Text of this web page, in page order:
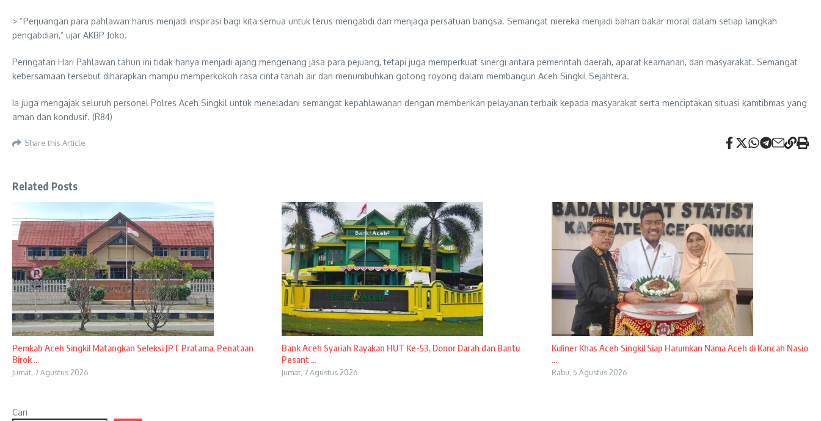
> “Perjuangan para pahlawan harus menjadi inspirasi bagi kita semua untuk terus mengabdi dan menjaga persatuan bangsa. Semangat mereka menjadi bahan bakar moral dalam setiap langkah
pengabdian,” ujar AKBP Joko.
Peringatan Hari Pahlawan tahun ini tidak hanya menjadi ajang mengenang jasa para pejuang, tetapi juga memperkuat sinergi antara pemerintah daerah, aparat keamanan, dan masyarakat. Semangat
kebersamaan tersebut diharapkan mampu memperkokoh rasa cinta tanah air dan menumbuhkan gotong royong dalam membangun Aceh Singkil Sejahtera.
Ia juga mengajak seluruh personel Polres Aceh Singkil untuk meneladani semangat kepahlawanan dengan memberikan pelayanan terbaik kepada masyarakat serta menciptakan situasi kamtibmas yang
aman dan kondusif. (R84)
Share this Article
Related Posts
Pemkab Aceh Singkil Matangkan Seleksi JPT Pratama, Penataan
Birok ...
Jumat, 7 Agustus 2026
Bank Aceh Syariah Rayakan HUT Ke-53, Donor Darah dan Bantu
Pesant ...
Jumat, 7 Agustus 2026
Kuliner Khas Aceh Singkil Siap Harumkan Nama Aceh di Kancah Nasio
...
Rabu, 5 Agustus 2026
Cari